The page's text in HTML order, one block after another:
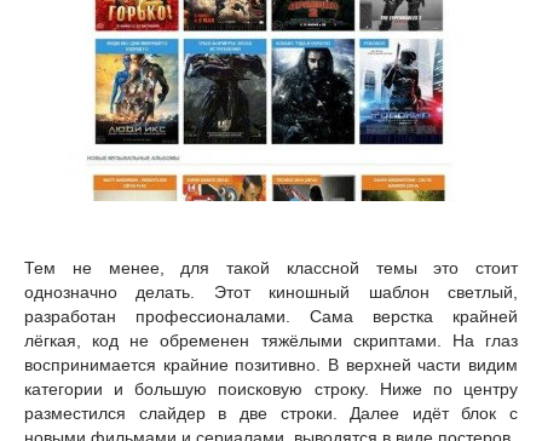
Тем не менее, для такой классной темы это стоит
однозначно делать. Этот киношный шаблон светлый,
разработан профессионалами. Сама верстка крайней
лёгкая, код не обременен тяжёлыми скриптами. На глаз
воспринимается крайние позитивно. В верхней части видим
категории и большую поисковую строку. Ниже по центру
разместился слайдер в две строки. Далее идёт блок с